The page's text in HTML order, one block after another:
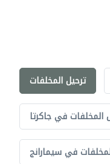
ترحيل المخلفات
المخلفات في جاكرتا
في سيمارانج